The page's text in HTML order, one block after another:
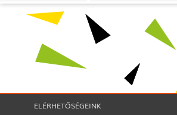
ELÉRHETŐSÉGEINK